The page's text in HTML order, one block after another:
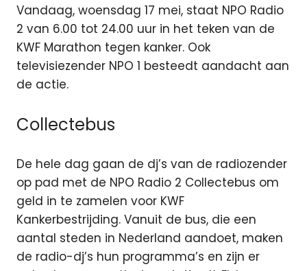
Vandaag, woensdag 17 mei, staat NPO Radio
2 van 6.00 tot 24.00 uur in het teken van de
KWF Marathon tegen kanker. Ook
televisiezender NPO 1 besteedt aandacht aan
de actie.
Collectebus
De hele dag gaan de dj’s van de radiozender
op pad met de NPO Radio 2 Collectebus om
geld in te zamelen voor KWF
Kankerbestrijding. Vanuit de bus, die een
aantal steden in Nederland aandoet, maken
de radio-dj’s hun programma’s en zijn er